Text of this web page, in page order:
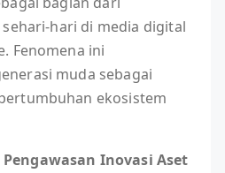
hari di media digital
Fenomena ini
muda sebagai
ekosistem
Inovasi Aset